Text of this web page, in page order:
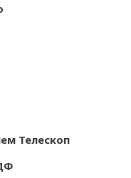
Телескоп